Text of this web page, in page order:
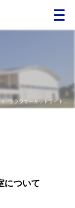
について